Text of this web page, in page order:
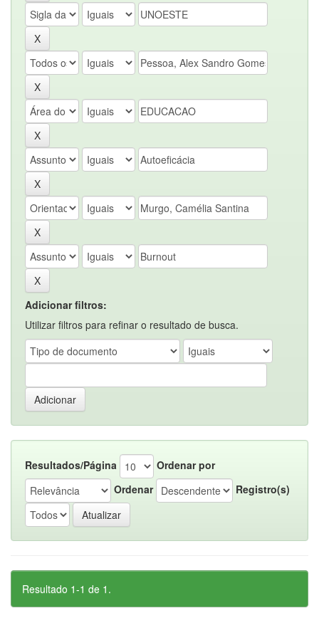
Adicionar filtros:
Utilizar filtros para refinar o resultado de busca.
Resultados/Página
Ordenar por
Ordenar
Registro(s)
Resultado 1-1 de 1.